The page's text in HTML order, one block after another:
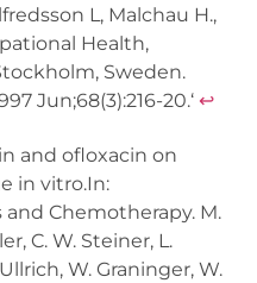
L, Malchau H.,
Health,
Sweden.
Jun;68(3):216-20.‘ ↩︎
and ofloxacin on
in vitro.In:
Chemotherapy. M.
C. W. Steiner, L.
W. Graninger, W.